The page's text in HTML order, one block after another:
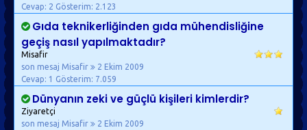
Cevap: 2 Gösterim: 2.123
Gıda teknikerliğinden gıda mühendisliğine
geçiş nasıl yapılmaktadır?
Misafir
son mesaj Misafir
2 Ekim 2009
Cevap: 1 Gösterim: 7.059
Dünyanın zeki ve güçlü kişileri kimlerdir?
Ziyaretçi
son mesaj Misafir
2 Ekim 2009